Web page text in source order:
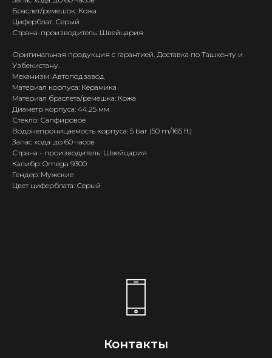
Браслет/ремешок: Кожа
Циферблат: Серый
Страна-производитель: Швейцария
Оригинальная продукция с гарантией. Доставка по Ташкенту и
Узбекистану.
Механизм: Автоподзавод
Материал корпуса: Керамика
Материал браслета/ремешка: Кожа
Диаметр корпуса: 44.25 мм
Стекло: Сапфировое
Водонепроницаемость корпуса: 5 bar (50 m/165 ft)
Запас хода: до 60 часов
Страна - производитель: Швейцария
Калибр: Omega 9300
Гендер: Мужские
Цвет циферблата: Серый
Контакты